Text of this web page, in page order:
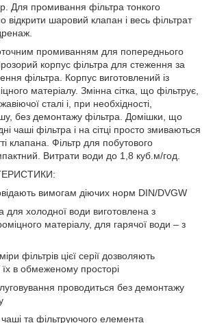
Для промивання фільтра тонкого
відкрити шаровий клапан і весь фільтрат
промиванням для попереднього
корпус фільтра для стеження за
фільтра. Корпус виготовлений із
матеріалу. Змінна сітка, що фільтрує,
сталі і, при необхідності,
без демонтажу фільтра. Домішки, що
чаші фільтра і на сітці просто змиваються
клапана. Фільтр для побутового
Витрати води до 1,8 куб.м/год.
вимогам діючих норм DIN/DVGW
для холодної води виготовлена з
матеріалу, для гарячої води – з
фільтрів цієї серії дозволяють
в обмеженому просторі
проводиться без демонтажу
чаші та фільтруючого елемента